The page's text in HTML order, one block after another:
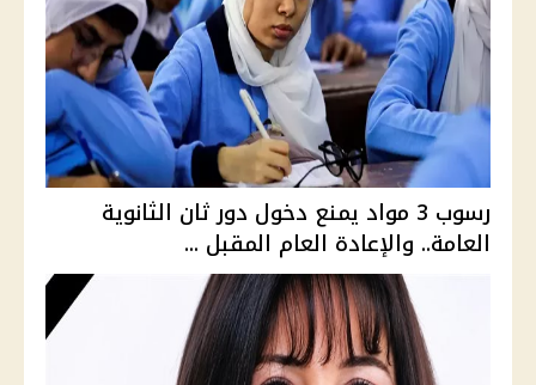
رسوب 3 مواد يمنع دخول دور ثان الثانوية
العامة.. والإعادة العام المقبل ...